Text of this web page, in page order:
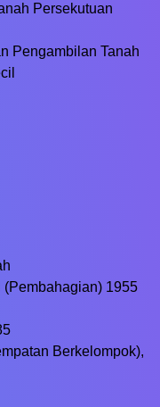
Persekutuan
Pengambilan Tanah
1955
Berkelompok),